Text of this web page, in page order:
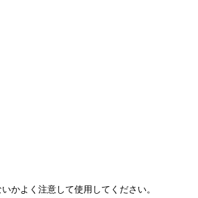
かよく注意して使用してください。